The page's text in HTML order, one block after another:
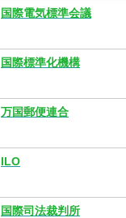
国際電気標準会議
国際標準化機構
万国郵便連合
ILO
国際司法裁判所